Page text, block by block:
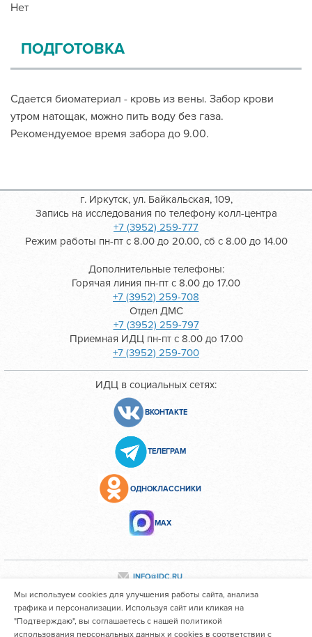
Нет
ПОДГОТОВКА
Сдается биоматериал - кровь из вены. Забор крови
утром натощак, можно пить воду без газа.
Рекомендуемое время забора до 9.00.
г. Иркутск, ул. Байкальская, 109,
Запись на исследования по телефону колл-центра
+7 (3952) 259-777
Режим работы пн-пт с 8.00 до 20.00, сб с 8.00 до 14.00
Дополнительные телефоны:
Горячая линия пн-пт с 8.00 до 17.00
+7 (3952) 259-708
Отдел ДМС
+7 (3952) 259-797
Приемная ИДЦ пн-пт с 8.00 до 17.00
+7 (3952) 259-700
ИДЦ в социальных сетях:
ВКОНТАКТЕ
ТЕЛЕГРАМ
ОДНОКЛАССНИКИ
МАХ
INFO@IDC.RU
Все персональные данные сотрудников размещены с их
Мы используем cookies для улучшения работы сайта, анализа
трафика и персонализации. Используя сайт или кликая на
"Подтверждаю", вы соглашаетесь с нашей политикой
использования персональных данных и cookies в соответствии с